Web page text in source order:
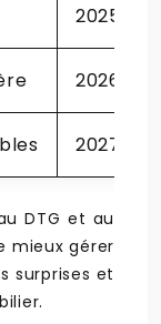
2025
2026
2027
DTG et au
mieux gérer
surprises et